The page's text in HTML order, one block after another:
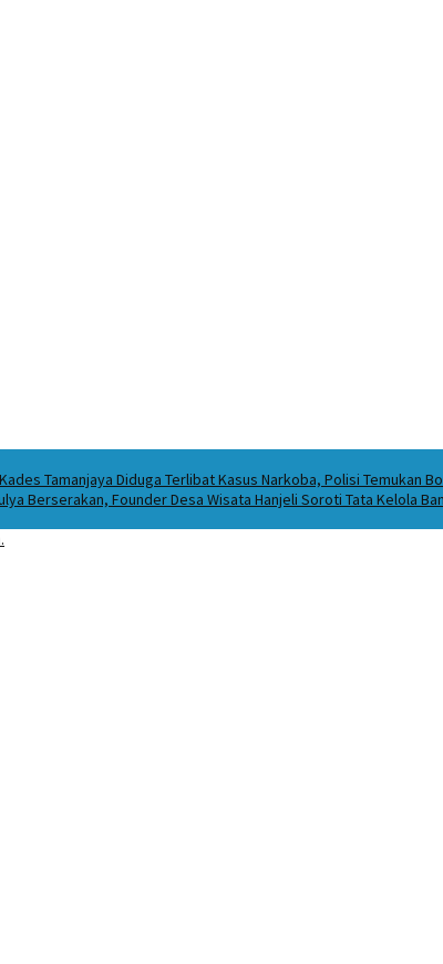
Tamanjaya Diduga Terlibat Kasus Narkoba, Polisi Temukan
Berserakan, Founder Desa Wisata Hanjeli Soroti Tata Kelola